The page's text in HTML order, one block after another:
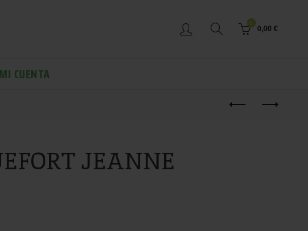
0
0,00 €
MI CUENTA
JEANNE